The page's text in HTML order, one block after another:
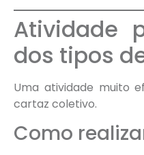
Atividade
dos tipos
Uma atividade muito
cartaz coletivo.
Como